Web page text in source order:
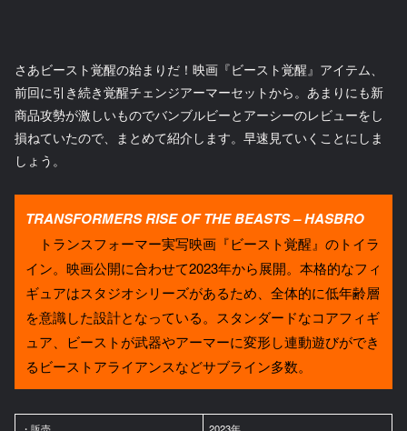
さあビースト覚醒の始まりだ！映画『ビースト覚醒』アイテム、
前回に引き続き覚醒チェンジアーマーセットから。あまりにも新
商品攻勢が激しいものでバンブルビーとアーシーのレビューをし
損ねていたので、まとめて紹介します。早速見ていくことにしま
しょう。
TRANSFORMERS RISE OF THE BEASTS – HASBRO
トランスフォーマー実写映画『ビースト覚醒』のトイラ
イン。映画公開に合わせて2023年から展開。本格的なフィ
ギュアはスタジオシリーズがあるため、全体的に低年齢層
を意識した設計となっている。スタンダードなコアフィギ
ュア、ビーストが武器やアーマーに変形し連動遊びができ
るビーストアライアンスなどサブライン多数。